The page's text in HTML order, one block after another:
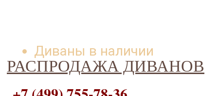
РАСПРОДАЖА ДИВАНОВ
На распродажу →
+7 (499) 755-78-36